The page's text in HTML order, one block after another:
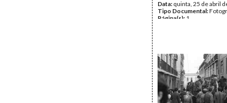
Data: quinta, 25 de abril
Tipo Documental:
Página(s): 1